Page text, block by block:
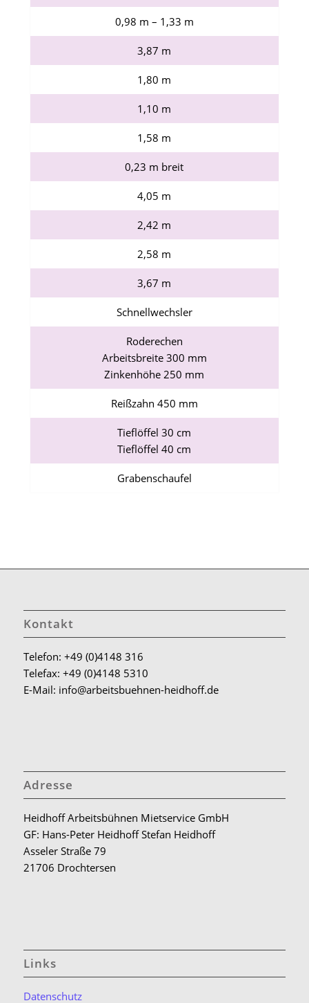
0,98 m – 1,33 m
3,87 m
1,80 m
1,10 m
1,58 m
0,23 m breit
4,05 m
2,42 m
2,58 m
3,67 m
Schnellwechsler
Roderechen
Arbeitsbreite 300 mm
Zinkenhöhe 250 mm
Reißzahn 450 mm
Tieflöffel 30 cm
Tieflöffel 40 cm
Grabenschaufel
Kontakt
Telefon: +49 (0)4148 316
Telefax: +49 (0)4148 5310
E-Mail: info@arbeitsbuehnen-heidhoff.de
Adresse
Heidhoff Arbeitsbühnen Mietservice GmbH
GF: Hans-Peter Heidhoff Stefan Heidhoff
Asseler Straße 79
21706 Drochtersen
Links
Datenschutz